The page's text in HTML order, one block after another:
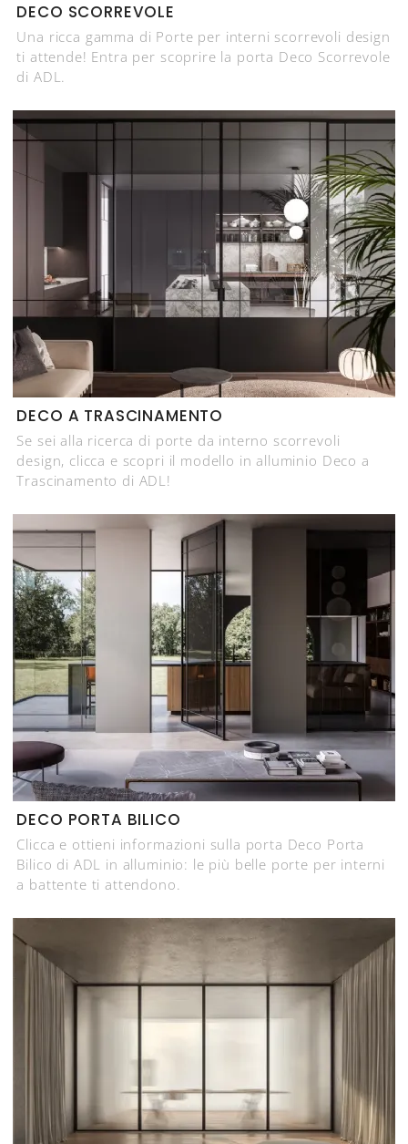
DECO SCORREVOLE
Una ricca gamma di Porte per interni scorrevoli design
ti attende! Entra per scoprire la porta Deco Scorrevole
di ADL.
DECO A TRASCINAMENTO
Se sei alla ricerca di porte da interno scorrevoli
design, clicca e scopri il modello in alluminio Deco a
Trascinamento di ADL!
DECO PORTA BILICO
Clicca e ottieni informazioni sulla porta Deco Porta
Bilico di ADL in alluminio: le più belle porte per interni
a battente ti attendono.